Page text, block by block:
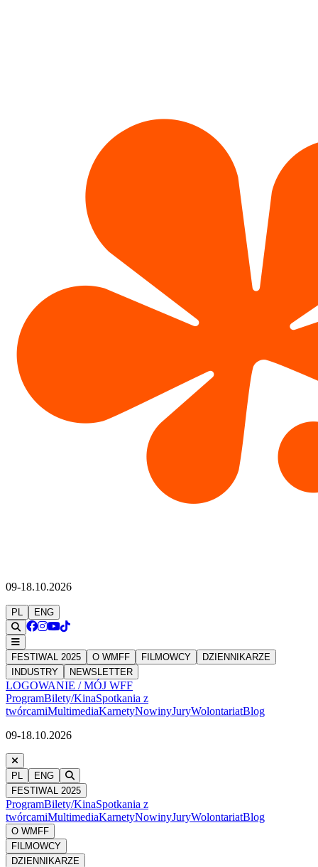
09-18.10.2026
PL ENG
FESTIWAL 2025 O WMFF FILMOWCY
DZIENNIKARZE
INDUSTRY
NEWSLETTER
LOGOWANIE / MÓJ WFF
ProgramBilety/KinaSpotkania z
twórcamiMultimediaKarnetyNowinyJuryWolontariatBlog
09-18.10.2026
PL
ENG
FESTIWAL 2025
ProgramBilety/KinaSpotkania z
twórcamiMultimediaKarnetyNowinyJuryWolontariatBlog
O WMFF
FILMOWCY
DZIENNIKARZE